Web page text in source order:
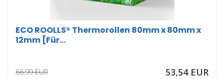
ECO ROOLLS® Thermorollen 80mm x 80mm x
12mm [Für...
66,99 EUR 53,54 EUR